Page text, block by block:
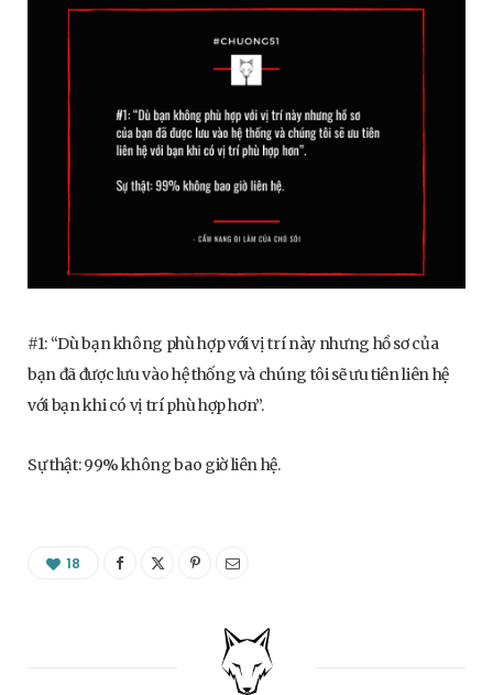
#1: “Dù bạn không phù hợp với vị trí này nhưng hồ sơ của
bạn đã được lưu vào hệ thống và chúng tôi sẽ ưu tiên liên hệ
với bạn khi có vị trí phù hợp hơn”.
Sự thật: 99% không bao giờ liên hệ.
18